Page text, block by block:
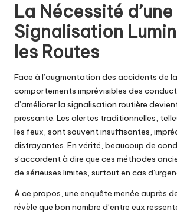
La Nécessité d’une
Signalisation
les Routes
Face à l’augmentation des accidents de
comportements imprévisibles des
d’améliorer la signalisation routière
pressante. Les alertes traditionnelles,
les feux, sont souvent insuffisantes,
distrayantes. En vérité, beaucoup de
s’accordent à dire que ces méthodes
de sérieuses limites, surtout en cas
À ce propos, une enquête menée auprès
révèle que bon nombre d’entre eux